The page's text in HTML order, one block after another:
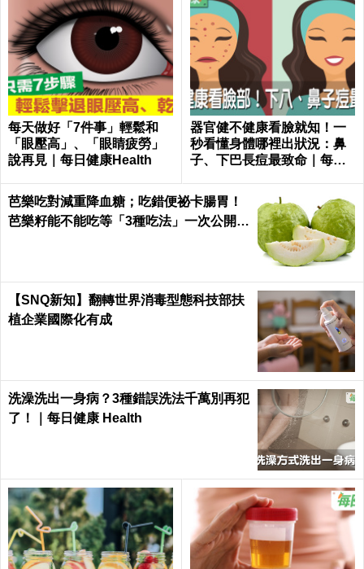
每天做好「7件事」輕鬆和
「眼壓高」、「眼睛疲勞」
說再見｜每日健康Health
器官健不健康看臉就知！一
秒看懂身體哪裡出狀況：鼻
子、下巴長痘最致命｜每日
芭樂吃對減重降血糖；吃錯便祕卡腸胃！
芭樂籽能不能吃等「3種吃法」一次公開｜
【SNQ新知】翻轉世界消毒型態科技部扶
植企業國際化有成
洗澡洗出一身病？3種錯誤洗法千萬別再犯
了！｜每日健康 Health